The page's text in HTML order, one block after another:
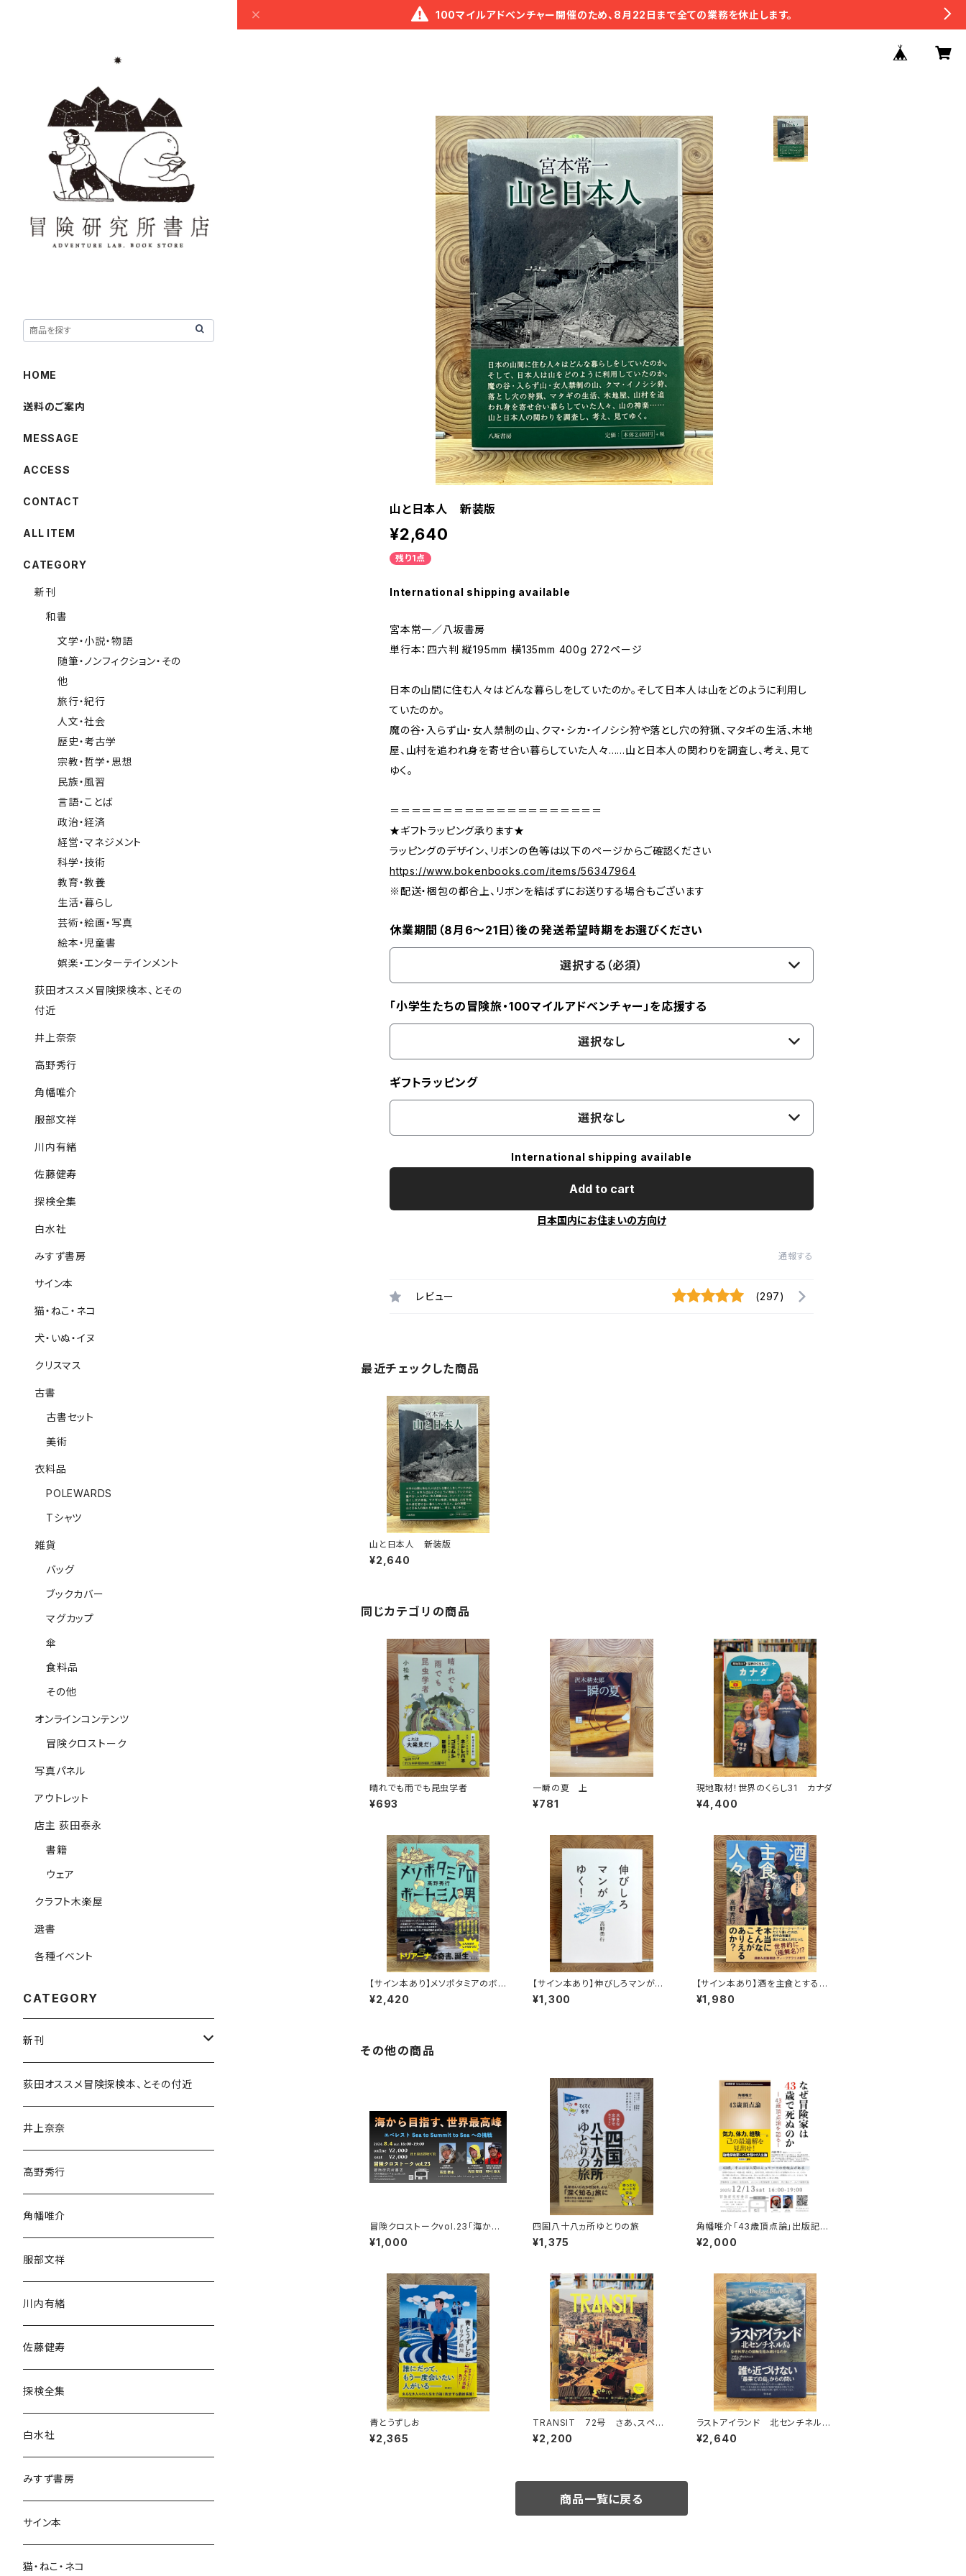
100マイルアドベンチャー開催のため、8月22日まで全ての業務を休止します。
山と日本人 新装版
¥2,640
残り1点
International shipping available
宮本常一／八坂書房
単行本：四六判 縦195mm 横135mm 400g 272ページ
日本の山間に住む人々はどんな暮らしをしていたのか。そして日本人は山をどのように利用し
ていたのか。
魔の谷・入らず山・女人禁制の山、クマ・シカ・イノシシ狩や落とし穴の狩猟、マタギの生活、木地
屋、山村を追われ身を寄せ合い暮らしていた人々……山と日本人の関わりを調査し、考え、見て
ゆく。
＝＝＝＝＝＝＝＝＝＝＝＝＝＝＝＝＝＝＝＝
★ギフトラッピング承ります★
ラッピングのデザイン、リボンの色等は以下のページからご確認ください
https://www.bokenbooks.com/items/56347964
※配送・梱包の都合上、リボンを結ばずにお送りする場合もございます
休業期間（8月6〜21日）後の発送希望時期をお選びください
選択する（必須）
「小学生たちの冒険旅・100マイルアドベンチャー」を応援する
選択なし
ギフトラッピング
選択なし
International shipping available
Add to cart
日本国内にお住まいの方向け
通報する
レビュー (297)
最近チェックした商品
山と日本人 新装版
¥2,640
同じカテゴリの商品
晴れでも雨でも昆虫学者
¥693
一瞬の夏 上
¥781
現地取材！世界のくらし31 カナダ
¥4,400
【サイン本あり】メソポタミアのボ
ート三人男
¥2,420
【サイン本あり】伸びしろマンがゆ
く！
¥1,300
【サイン本あり】酒を主食とする
人々 エチオピアの科学的秘境を
旅する
¥1,980
その他の商品
冒険クロストークvol.23「海から
目指す、世界最高峰」録画視聴権
¥1,000
四国八十八ヵ所ゆとりの旅
¥1,375
角幡唯介「43歳頂点論」出版記念
トークイベント録画視聴権
¥2,000
青とうずしお
¥2,365
TRANSIT 72号 さあ、スペイ
ンへ！ 太陽と海と土の国
¥2,200
ラストアイランド 北センチネル
島 なぜ外界との接触を拒み続け
るのか
¥2,640
商品一覧に戻る
HOME
送料のご案内
MESSAGE
ACCESS
CONTACT
ALL ITEM
CATEGORY
新刊
和書
文学・小説・物語
随筆・ノンフィクション・その
他
旅行・紀行
人文・社会
歴史・考古学
宗教・哲学・思想
民族・風習
言語・ことば
政治・経済
経営・マネジメント
科学・技術
教育・教養
生活・暮らし
芸術・絵画・写真
絵本・児童書
娯楽・エンターテインメント
荻田オススメ冒険探検本、とその
付近
井上奈奈
高野秀行
角幡唯介
服部文祥
川内有緒
佐藤健寿
探検全集
白水社
みすず書房
サイン本
猫・ねこ・ネコ
犬・いぬ・イヌ
クリスマス
古書
古書セット
美術
衣料品
POLEWARDS
Tシャツ
雑貨
バッグ
ブックカバー
マグカップ
傘
食料品
その他
オンラインコンテンツ
冒険クロストーク
写真パネル
アウトレット
店主 荻田泰永
書籍
ウェア
クラフト木楽屋
選書
各種イベント
CATEGORY
新刊
和書
文学・小説・物語
随筆・ノンフィクション・その他
民族・風習
言語・ことば
荻田オススメ冒険探検本、とその付近
井上奈奈
高野秀行
角幡唯介
服部文祥
川内有緒
佐藤健寿
探検全集
白水社
みすず書房
サイン本
猫・ねこ・ネコ